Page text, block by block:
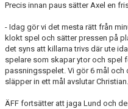
Precis innan paus sätter Axel en
- Idag gör vi det mesta rätt från
klokt spel och sätter pressen på
det syns att killarna trivs där ute
spelare som skapar ytor och spel
passningsspelet. Vi gör 6 mål och
släpper in ett mål avslutar Christian.
ÄFF fortsätter att jaga Lund och